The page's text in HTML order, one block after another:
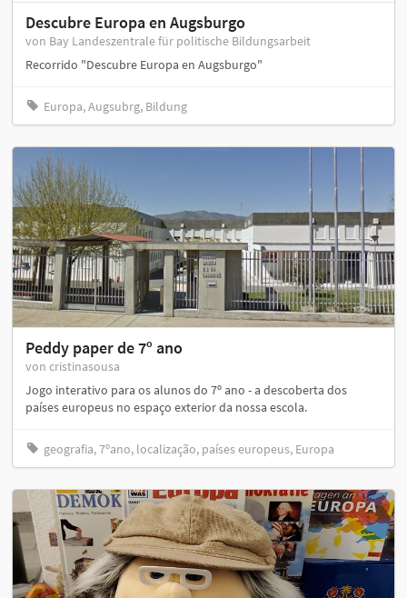
Descubre Europa en Augsburgo
von Bay Landeszentrale für politische Bildungsarbeit
Recorrido "Descubre Europa en Augsburgo"
Europa, Augsubrg, Bildung
Peddy paper de 7º ano
von cristinasousa
Jogo interativo para os alunos do 7º ano - a descoberta dos
países europeus no espaço exterior da nossa escola.
geografia, 7ºano, localização, países europeus, Europa